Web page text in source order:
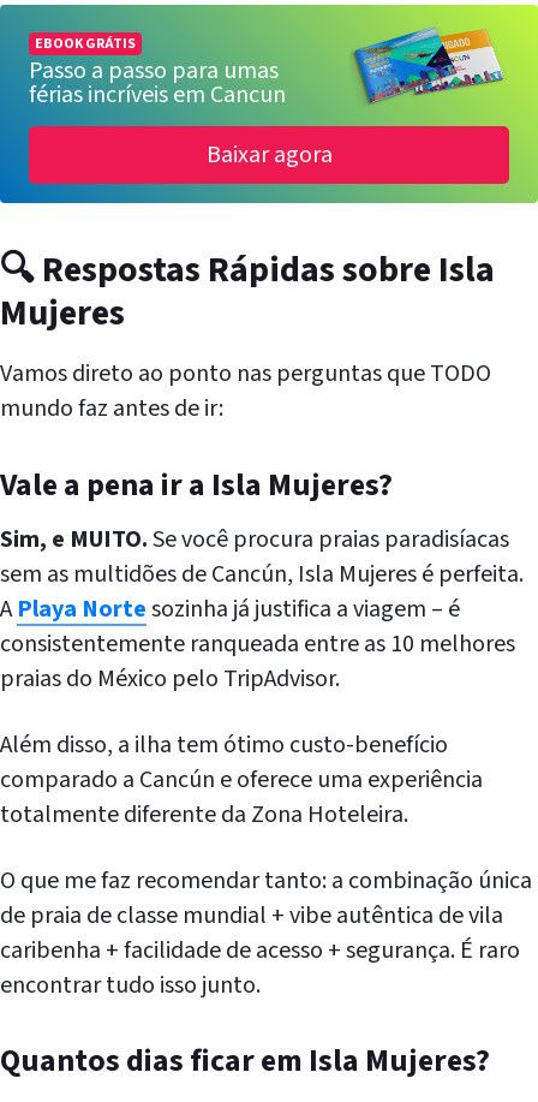
EBOOK GRÁTIS
Passo a passo para umas
férias incríveis em Cancun
Baixar agora
🔍 Respostas Rápidas sobre Isla
Mujeres
Vamos direto ao ponto nas perguntas que TODO
mundo faz antes de ir:
Vale a pena ir a Isla Mujeres?
Sim, e MUITO.Se você procura praias paradisíacas
sem as multidões de Cancún, Isla Mujeres é perfeita.
APlaya Nortesozinha já justifica a viagem – é
consistentemente ranqueada entre as 10 melhores
praias do México pelo TripAdvisor.
Além disso, a ilha tem ótimo custo-benefício
comparado a Cancún e oferece uma experiência
totalmente diferente da Zona Hoteleira.
O que me faz recomendar tanto: a combinação única
de praia de classe mundial + vibe autêntica de vila
caribenha + facilidade de acesso + segurança. É raro
encontrar tudo isso junto.
Quantos dias ficar em Isla Mujeres?